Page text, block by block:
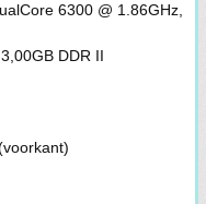
6300 @ 1.86GHz,
DDR II